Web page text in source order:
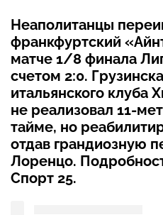
Неаполитанцы
франкфуртский
матче 1/8 финала
счетом 2:0.
итальянского клуба
не реализовал 11-
тайме, но
отдав грандиозную
Лоренцо.
Спорт 25.